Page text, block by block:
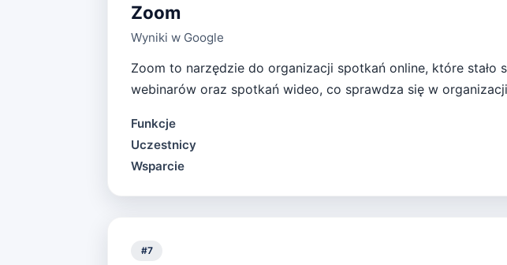
Zoom
Wyniki w Google
Zoom to narzędzie do organizacji spotkań online, które
webinarów oraz spotkań wideo, co sprawdza się w
Funkcje
Uczestnicy
Wsparcie
#7